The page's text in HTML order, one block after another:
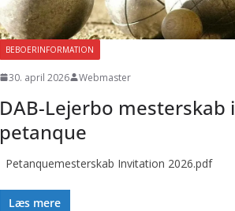
BEBOERINFORMATION
30. april 2026 Webmaster
DAB-Lejerbo mesterskab i
petanque
Petanquemesterskab Invitation 2026.pdf
Læs mere